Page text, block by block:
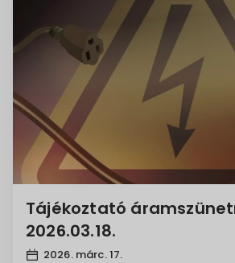
Tájékoztató
2026.03.18.
2026. márc. 17.